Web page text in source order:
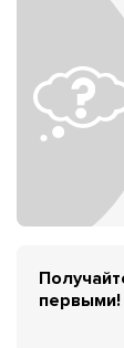
первыми!